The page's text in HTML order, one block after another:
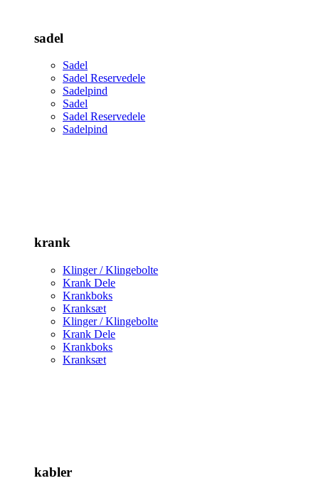
sadel
Sadel
Sadel Reservedele
Sadelpind
Sadel
Sadel Reservedele
Sadelpind
krank
Klinger / Klingebolte
Krank Dele
Krankboks
Kranksæt
Klinger / Klingebolte
Krank Dele
Krankboks
Kranksæt
kabler